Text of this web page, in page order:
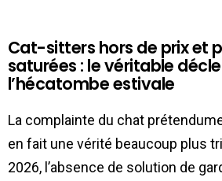
Cat-sitters hors de prix et
saturées : le véritable
l’hécatombe estivale
La complainte du chat
en fait une vérité beaucoup plus
2026, l’absence de solution de